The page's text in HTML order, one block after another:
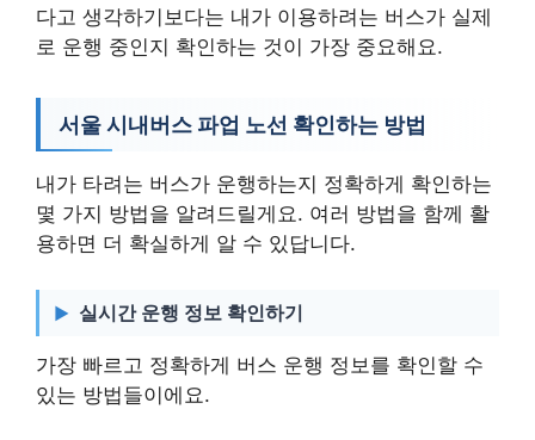
다고 생각하기보다는 내가 이용하려는 버스가 실제
로 운행 중인지 확인하는 것이 가장 중요해요.
서울 시내버스 파업 노선 확인하는 방법
내가 타려는 버스가 운행하는지 정확하게 확인하는
몇 가지 방법을 알려드릴게요. 여러 방법을 함께 활
용하면 더 확실하게 알 수 있답니다.
실시간 운행 정보 확인하기
가장 빠르고 정확하게 버스 운행 정보를 확인할 수
있는 방법들이에요.